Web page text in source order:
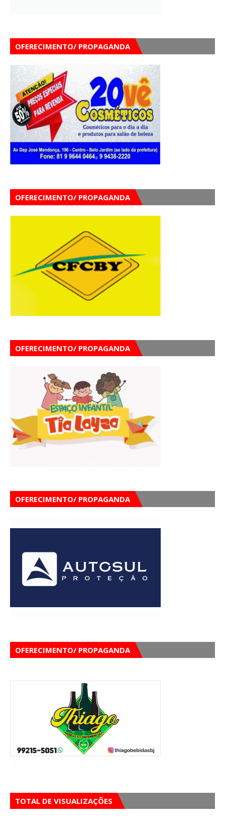
OFERECIMENTO/ PROPAGANDA
OFERECIMENTO/ PROPAGANDA
OFERECIMENTO/ PROPAGANDA
OFERECIMENTO/ PROPAGANDA
OFERECIMENTO/ PROPAGANDA
TOTAL DE VISUALIZAÇÕES